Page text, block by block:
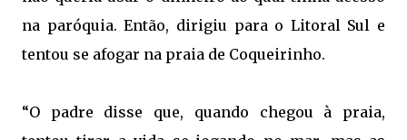
na paróquia. Então, dirigiu para o Litoral Sul e
tentou se afogar na praia de Coqueirinho.
“O padre disse que, quando chegou à praia,